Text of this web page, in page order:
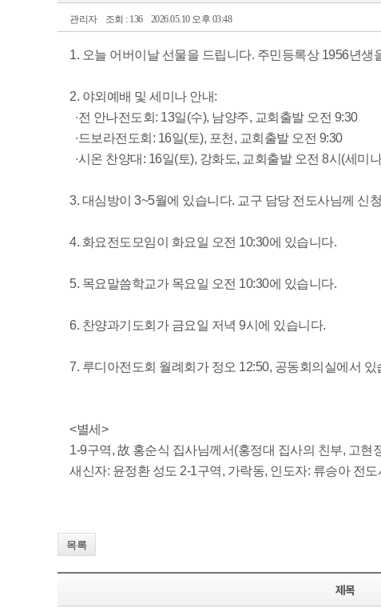
관리자 조회 : 136 2026.05.10 오후 03:48
1. 오늘 어버이날 선물을 드립니다. 주민등록상 1956년
2. 야외예배 및 세미나 안내:
∙전 안나전도회: 13일(수), 남양주, 교회출발 오전 9:30
∙드보라전도회: 16일(토), 포천, 교회출발 오전 9:30
∙시온 찬양대: 16일(토), 강화도, 교회출발 오전 8시(세미
3. 대심방이 3~5월에 있습니다. 교구 담당 전도사님께 신
4. 화요전도모임이 화요일 오전 10:30에 있습니다.
5. 목요말씀학교가 목요일 오전 10:30에 있습니다.
6. 찬양과기도회가 금요일 저녁 9시에 있습니다.
7. 루디아전도회 월례회가 정오 12:50, 공동회의실에서 있
<별세>
1-9구역, 故 홍순식 집사님께서(홍정대 집사의 친부, 고
새신자: 윤정환 성도 2-1구역, 가락동, 인도자: 류승아 전도
목록
제목